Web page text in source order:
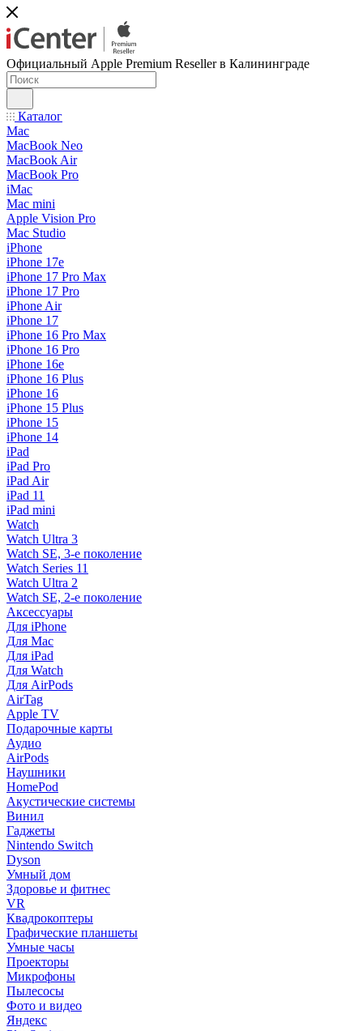
Официальный Apple Premium Reseller в Калининграде
Каталог
Mac
MacBook Neo
MacBook Air
MacBook Pro
iMac
Mac mini
Apple Vision Pro
Mac Studio
iPhone
iPhone 17e
iPhone 17 Pro Max
iPhone 17 Pro
iPhone Air
iPhone 17
iPhone 16 Pro Max
iPhone 16 Pro
iPhone 16e
iPhone 16 Plus
iPhone 16
iPhone 15 Plus
iPhone 15
iPhone 14
iPad
iPad Pro
iPad Air
iPad 11
iPad mini
Watch
Watch Ultra 3
Watch SE, 3-е поколение
Watch Series 11
Watch Ultra 2
Watch SE, 2-е поколение
Аксессуары
Для iPhone
Для Mac
Для iPad
Для Watch
Для AirPods
AirTag
Apple TV
Подарочные карты
Аудио
AirPods
Наушники
HomePod
Акустические системы
Винил
Гаджеты
Nintendo Switch
Dyson
Умный дом
Здоровье и фитнес
VR
Квадрокоптеры
Графические планшеты
Умные часы
Проекторы
Микрофоны
Пылесосы
Фото и видео
Яндекс